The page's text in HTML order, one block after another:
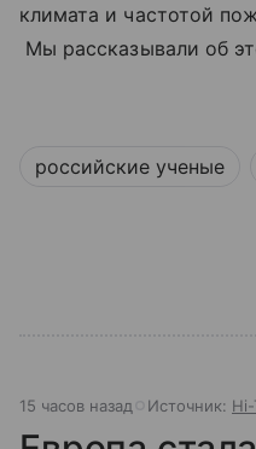
климата и частотой
Мы рассказывали об
российские ученые
15 часов назад Источник: